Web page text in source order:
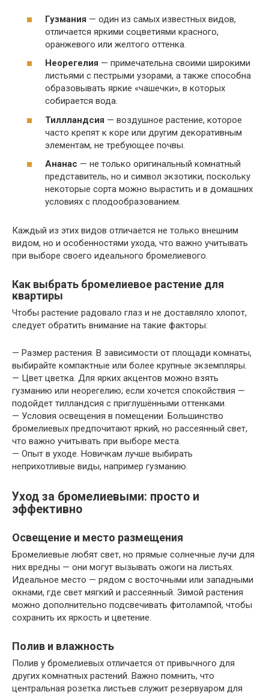
Гузмания — один из самых известных видов,
отличается яркими соцветиями красного,
оранжевого или желтого оттенка.
Неорегелия — примечательна своими широкими
листьями с пестрыми узорами, а также способна
образовывать яркие «чашечки», в которых
собирается вода.
Тиллландсия — воздушное растение, которое
часто крепят к коре или другим декоративным
элементам, не требующее почвы.
Ананас — не только оригинальный комнатный
представитель, но и символ экзотики, поскольку
некоторые сорта можно вырастить и в домашних
условиях с плодообразованием.
Каждый из этих видов отличается не только внешним
видом, но и особенностями ухода, что важно учитывать
при выборе своего идеального бромелиевого.
Как выбрать бромелиевое растение для
квартиры
Чтобы растение радовало глаз и не доставляло хлопот,
следует обратить внимание на такие факторы:
— Размер растения. В зависимости от площади комнаты,
выбирайте компактные или более крупные экземпляры.
— Цвет цветка. Для ярких акцентов можно взять
гузманию или неорегелию; если хочется спокойствия —
подойдет тилландсия с приглушёнными оттенками.
— Условия освещения в помещении. Большинство
бромелиевых предпочитают яркий, но рассеянный свет,
что важно учитывать при выборе места.
— Опыт в уходе. Новичкам лучше выбирать
неприхотливые виды, например гузманию.
Уход за бромелиевыми: просто и
эффективно
Освещение и место размещения
Бромелиевые любят свет, но прямые солнечные лучи для
них вредны — они могут вызывать ожоги на листьях.
Идеальное место — рядом с восточными или западными
окнами, где свет мягкий и рассеянный. Зимой растения
можно дополнительно подсвечивать фитолампой, чтобы
сохранить их яркость и цветение.
Полив и влажность
Полив у бромелиевых отличается от привычного для
других комнатных растений. Важно помнить, что
центральная розетка листьев служит резервуаром для